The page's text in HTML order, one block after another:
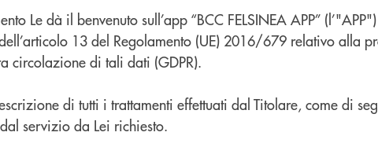
Le dà il benvenuto sull’app “BCC FELSINEA APP”
13 del Regolamento (UE) 2016/679 relativo alla
circolazione di tali dati (GDPR).
di tutti i trattamenti effettuati dal Titolare, come di
servizio da Lei richiesto.